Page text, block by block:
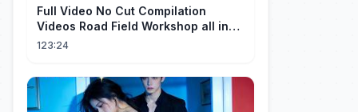
FuII Video No Cut Compilation
Videos Road Field Workshop all in
one Car Console Device &
123:24